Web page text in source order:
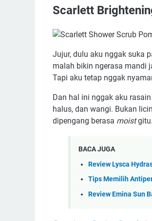
Scarlett
Jujur, dulu aku nggak suka
malah bikin ngerasa mandi
Tapi aku tetap nggak
Dan hal ini nggak aku
halus, dan wangi. Bukan
dipengang berasa moistgitu.
BACA JUGA
Review Lysca
Tips Memilih
Review Emina Sun